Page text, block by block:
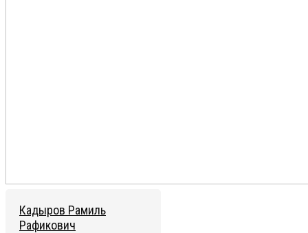
Кадыров Рамиль
Рафикович